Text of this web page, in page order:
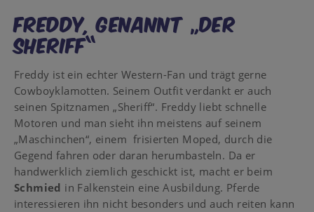
Freddy, genannt „der
Sheriff“
Freddy ist ein echter Western-Fan und trägt gerne
Cowboyklamotten. Seinem Outfit verdankt er auch
seinen Spitznamen „Sheriff“. Freddy liebt schnelle
Motoren und man sieht ihn meistens auf seinem
„Maschinchen“, einem frisierten Moped, durch die
Gegend fahren oder daran herumbasteln. Da er
handwerklich ziemlich geschickt ist, macht er beim
Schmied in Falkenstein eine Ausbildung. Pferde
interessieren ihn nicht besonders und auch reiten kann